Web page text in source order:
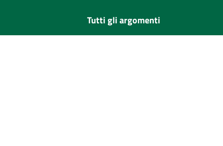
Tutti gli argomenti